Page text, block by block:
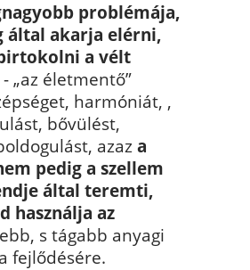
problémája,
által akarja elérni,
a vélt
- „az életmentő”
harmóniát, ,
bővülést,
azaza
pedig a szellem
által teremti,
használja az
s tágabb anyagi
fejlődésére.